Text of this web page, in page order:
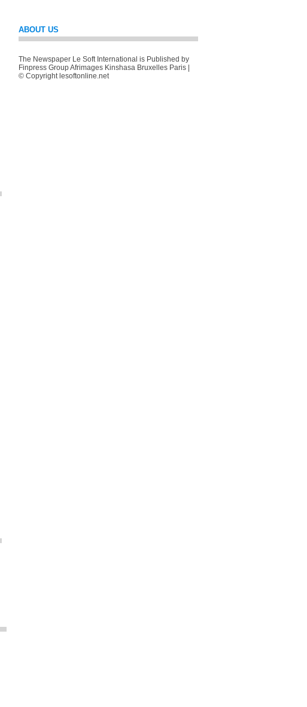
ABOUT US
The Newspaper Le Soft International is Published by
Finpress Group Afrimages Kinshasa Bruxelles Paris |
© Copyright lesoftonline.net